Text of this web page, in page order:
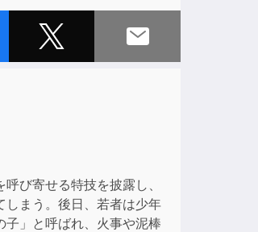
び寄せる特技を披露し、
しまう。後日、若者は少年
」と呼ばれ、火事や泥棒